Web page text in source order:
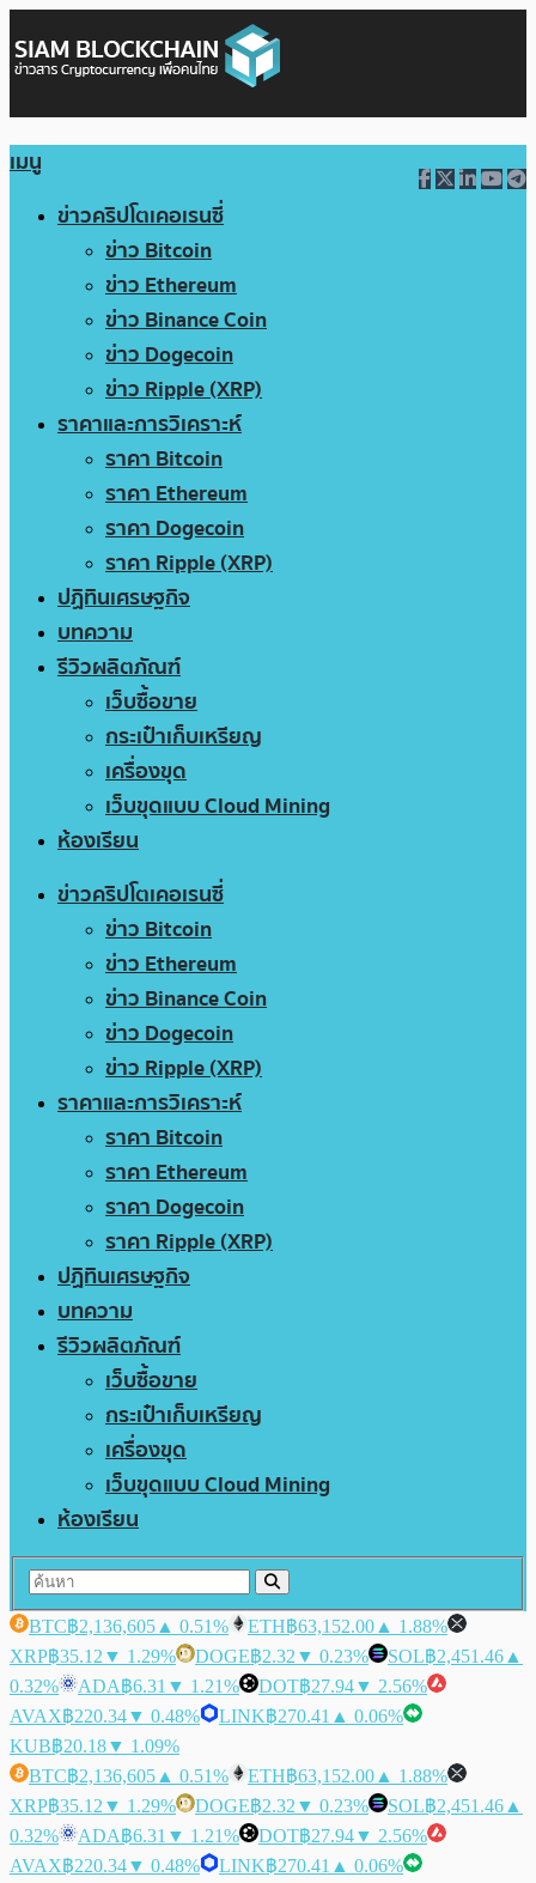
เมนู
ข่าวคริปโตเคอเรนซี่
ข่าว Bitcoin
ข่าว Ethereum
ข่าว Binance Coin
ข่าว Dogecoin
ข่าว Ripple (XRP)
ราคาและการวิเคราะห์
ราคา Bitcoin
ราคา Ethereum
ราคา Dogecoin
ราคา Ripple (XRP)
ปฏิทินเศรษฐกิจ
บทความ
รีวิวผลิตภัณฑ์
เว็บซื้อขาย
กระเป๋าเก็บเหรียญ
เครื่องขุด
เว็บขุดแบบ Cloud Mining
ห้องเรียน
ข่าวคริปโตเคอเรนซี่
ข่าว Bitcoin
ข่าว Ethereum
ข่าว Binance Coin
ข่าว Dogecoin
ข่าว Ripple (XRP)
ราคาและการวิเคราะห์
ราคา Bitcoin
ราคา Ethereum
ราคา Dogecoin
ราคา Ripple (XRP)
ปฏิทินเศรษฐกิจ
บทความ
รีวิวผลิตภัณฑ์
เว็บซื้อขาย
กระเป๋าเก็บเหรียญ
เครื่องขุด
เว็บขุดแบบ Cloud Mining
ห้องเรียน
BTC฿2,136,605 ▲ 0.51% ETH฿63,152.00 ▲ 1.88%
XRP฿35.12 ▼ 1.29% DOGE฿2.32 ▼ 0.23% SOL฿2,451.46 ▲
0.32%
ADA฿6.31 ▼ 1.21% DOT฿27.94▼ 2.56%
AVAX฿220.34▼ 0.48% LINK฿270.41 ▲ 0.06%
KUB฿20.18▼ 1.09%
BTC฿2,136,605 ▲ 0.51% ETH฿63,152.00 ▲ 1.88%
XRP฿35.12 ▼ 1.29% DOGE฿2.32 ▼ 0.23% SOL฿2,451.46 ▲
0.32%
ADA฿6.31 ▼ 1.21% DOT฿27.94▼ 2.56%
AVAX฿220.34▼ 0.48% LINK฿270.41 ▲ 0.06%